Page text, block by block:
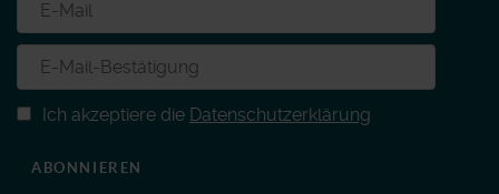
Ich akzeptiere die Datenschutzerklärung
ABONNIEREN